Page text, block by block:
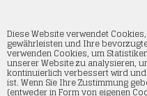
Diese Website verwendet
gewährleisten und Ihre
verwenden Cookies, um
unserer Website zu analysieren,
kontinuierlich verbessert wird
ist. Wenn Sie Ihre Zustimmung
(entweder in Form von eigenen
Beflockung